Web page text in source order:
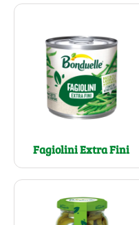
Fagiolini Extra Fini